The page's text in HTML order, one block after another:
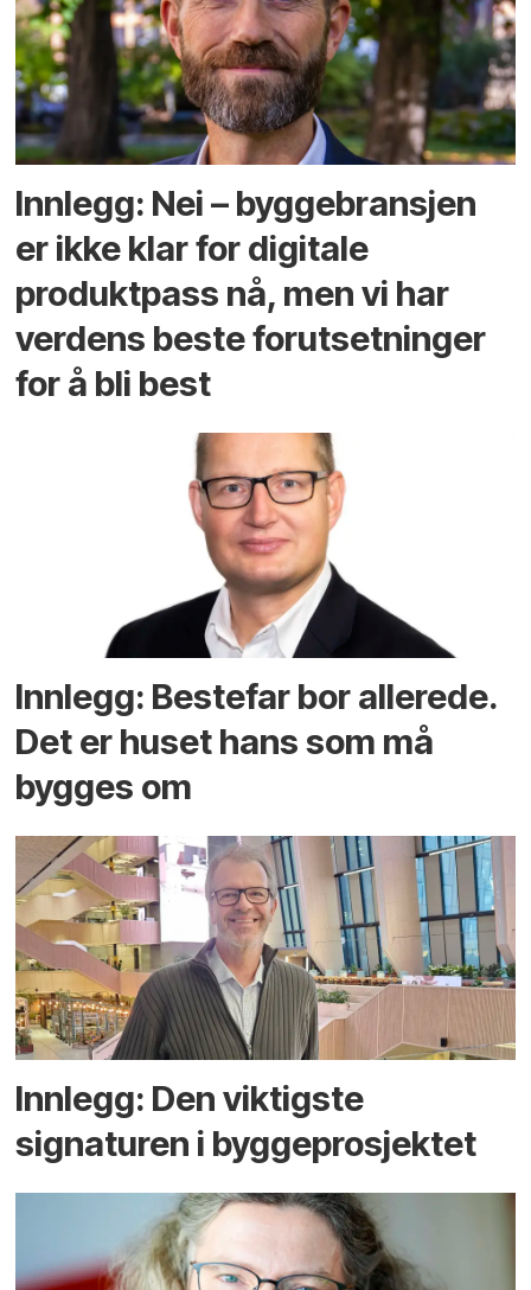
Innlegg: Nei – byggebransjen
er ikke klar for digitale
produktpass nå, men vi har
verdens beste forutsetninger
for å bli best
Innlegg: Bestefar bor allerede.
Det er huset hans som må
bygges om
Innlegg: Den viktigste
signaturen i bygge­­prosjektet